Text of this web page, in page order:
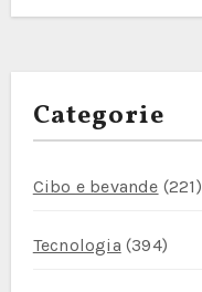
Categorie
Cibo e bevande (221)
Tecnologia (394)